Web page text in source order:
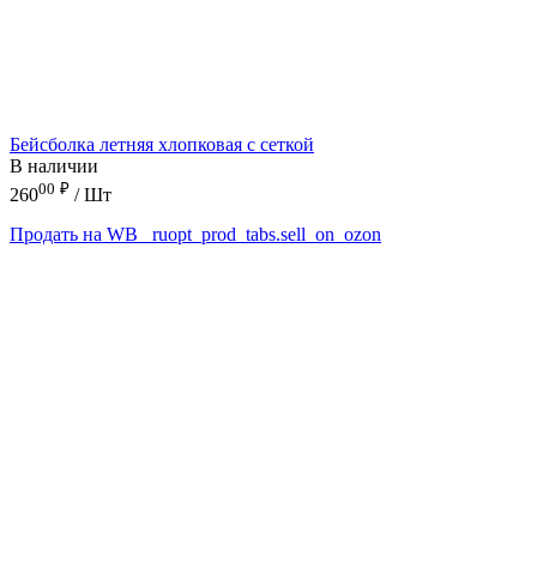
Бейсболка летняя хлопковая с сеткой
В наличии
26000 ₽ / Шт
Продать на WB
_ruopt_prod_tabs.sell_on_ozon